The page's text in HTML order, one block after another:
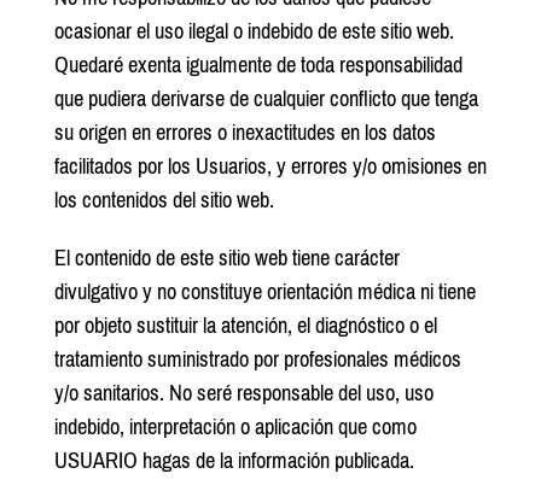
ocasionar el uso ilegal o indebido de este sitio web.
Quedaré exenta igualmente de toda responsabilidad
que pudiera derivarse de cualquier conflicto que tenga
su origen en errores o inexactitudes en los datos
facilitados por los Usuarios, y errores y/o omisiones en
los contenidos del sitio web.
El contenido de este sitio web tiene carácter
divulgativo y no constituye orientación médica ni tiene
por objeto sustituir la atención, el diagnóstico o el
tratamiento suministrado por profesionales médicos
y/o sanitarios. No seré responsable del uso, uso
indebido, interpretación o aplicación que como
USUARIO hagas de la información publicada.